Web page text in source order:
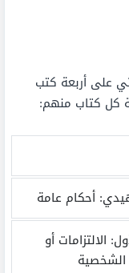
على أربعة كتب
كل كتاب منهم:
أحكام عامة
الالتزامات أو